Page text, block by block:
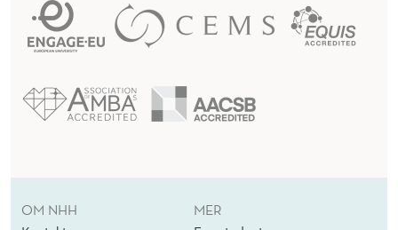
OM NHH
MER